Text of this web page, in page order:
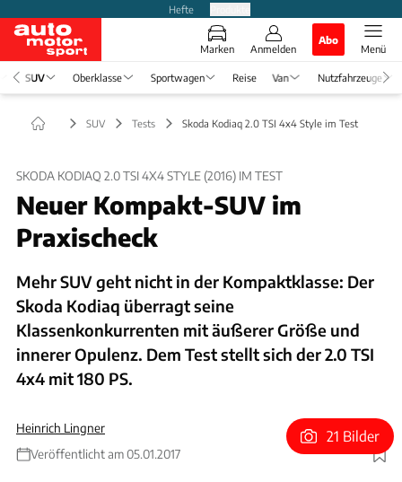
Hefte
Marken Anmelden
Abo
Menü
SUV Oberklasse Sportwagen Reise Van Nutzfahrzeuge
SUV Tests Skoda Kodiaq 2.0 TSI 4x4 Style im Test
SKODA KODIAQ 2.0 TSI 4X4 STYLE (2016) IM TEST
Neuer Kompakt-SUV im
Praxischeck
Mehr SUV geht nicht in der Kompaktklasse: Der
Skoda Kodiaq überragt seine
Klassenkonkurrenten mit äußerer Größe und
innerer Opulenz. Dem Test stellt sich der 2.0 TSI
4x4 mit 180 PS.
Heinrich Lingner
Veröffentlicht am 05.01.2017
Foto: Achim Hartmann
21 Bilder